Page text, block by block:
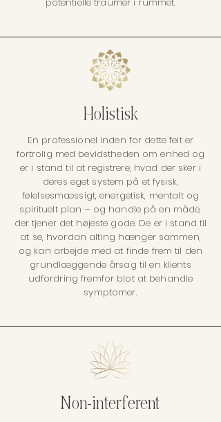
Holistisk
En professionel inden for dette felt er
fortrolig med bevidstheden om enhed og
er i stand til at registrere, hvad der sker i
deres eget system på et fysisk,
følelsesmæssigt, energetisk, mentalt og
spirituelt plan – og handle på en måde,
der tjener det højeste gode. De er i stand til
at se, hvordan alting hænger sammen,
og kan arbejde med at finde frem til den
grundlæggende årsag til en klients
udfordring fremfor blot at behandle
symptomer.
Non-interferent